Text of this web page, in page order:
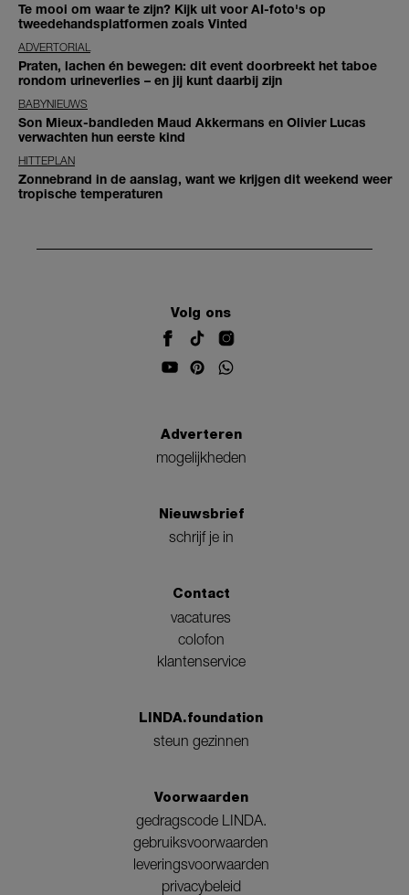
Te mooi om waar te zijn? Kijk uit voor AI-foto's op
tweedehandsplatformen zoals Vinted
ADVERTORIAL
Praten, lachen én bewegen: dit event doorbreekt het taboe
rondom urineverlies – en jij kunt daarbij zijn
BABYNIEUWS
Son Mieux-bandleden Maud Akkermans en Olivier Lucas
verwachten hun eerste kind
HITTEPLAN
Zonnebrand in de aanslag, want we krijgen dit weekend weer
tropische temperaturen
Volg ons
Adverteren
mogelijkheden
Nieuwsbrief
schrijf je in
Contact
vacatures
colofon
klantenservice
LINDA.foundation
steun gezinnen
Voorwaarden
gedragscode LINDA.
gebruiksvoorwaarden
leveringsvoorwaarden
privacybeleid